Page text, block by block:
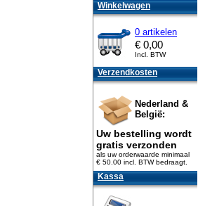
Winkelwagen
0 artikelen
€ 0,00
Incl. BTW
Verzendkosten
Nederland &
België:
Uw bestelling wordt
gratis verzonden
als uw orderwaarde minimaal
€ 50.00 incl. BTWbedraagt.
Kassa